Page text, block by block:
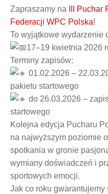
Zapraszamy na
III
Federacji WPC Polska!
To wyjątkowe wydarzenie
17–19 kwietnia 2026
Terminy zapisów:
01.02.2026 –
pakietu startowego
do 26.03.2026 –
startowego
Kolejna edycja Pucharu
na najwyższym poziomie
spotkania w gronie
wymiany doświadczeń i
sportowych emocji.
Jak co roku